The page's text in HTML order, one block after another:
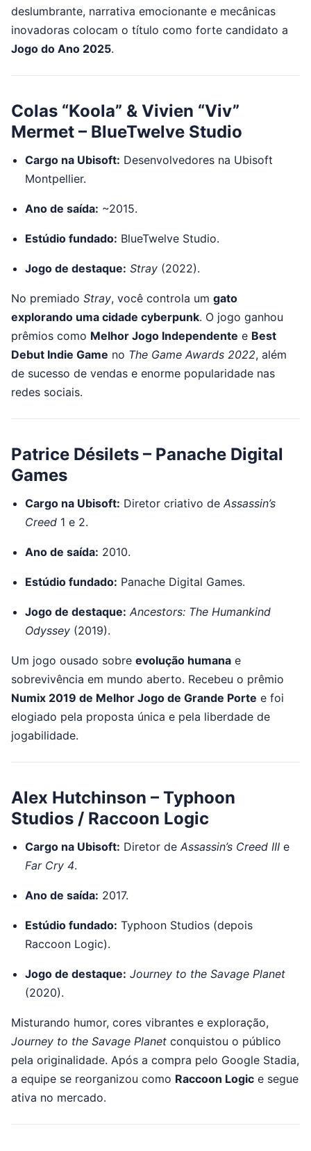
deslumbrante, narrativa emocionante e mecânicas
inovadoras colocam o título como forte candidato a
Jogo do Ano 2025.
Colas “Koola” & Vivien “Viv”
Mermet – BlueTwelve Studio
Cargo na Ubisoft: Desenvolvedores na Ubisoft
Montpellier.
Ano de saída: ~2015.
Estúdio fundado: BlueTwelve Studio.
Jogo de destaque: Stray (2022).
No premiado Stray, você controla um gato
explorando uma cidade cyberpunk. O jogo ganhou
prêmios como Melhor Jogo Independente e Best
Debut Indie Game no The Game Awards 2022, além
de sucesso de vendas e enorme popularidade nas
redes sociais.
Patrice Désilets – Panache Digital
Games
Cargo na Ubisoft: Diretor criativo de Assassin’s
Creed 1 e 2.
Ano de saída: 2010.
Estúdio fundado: Panache Digital Games.
Jogo de destaque: Ancestors: The Humankind
Odyssey (2019).
Um jogo ousado sobre evolução humana e
sobrevivência em mundo aberto. Recebeu o prêmio
Numix 2019 de Melhor Jogo de Grande Porte e foi
elogiado pela proposta única e pela liberdade de
jogabilidade.
Alex Hutchinson – Typhoon
Studios / Raccoon Logic
Cargo na Ubisoft: Diretor de Assassin’s Creed III e
Far Cry 4.
Ano de saída: 2017.
Estúdio fundado: Typhoon Studios (depois
Raccoon Logic).
Jogo de destaque: Journey to the Savage Planet
(2020).
Misturando humor, cores vibrantes e exploração,
Journey to the Savage Planet conquistou o público
pela originalidade. Após a compra pelo Google Stadia,
a equipe se reorganizou como Raccoon Logic e segue
ativa no mercado.